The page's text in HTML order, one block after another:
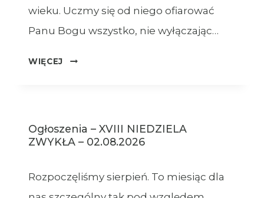
wieku. Uczmy się od niego ofiarować
Panu Bogu wszystko, nie wyłączając…
WIĘCEJ
OGŁOSZENIA
Ogłoszenia – XVIII NIEDZIELA
ZWYKŁA – 02.08.2026
Rozpoczęliśmy sierpień. To miesiąc dla